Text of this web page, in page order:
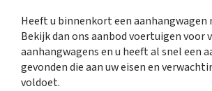
Heeft u binnenkort een aanhangwagen
Bekijk dan ons aanbod voertuigen voor
aanhangwagens en u heeft al snel een
gevonden die aan uw eisen en
voldoet.